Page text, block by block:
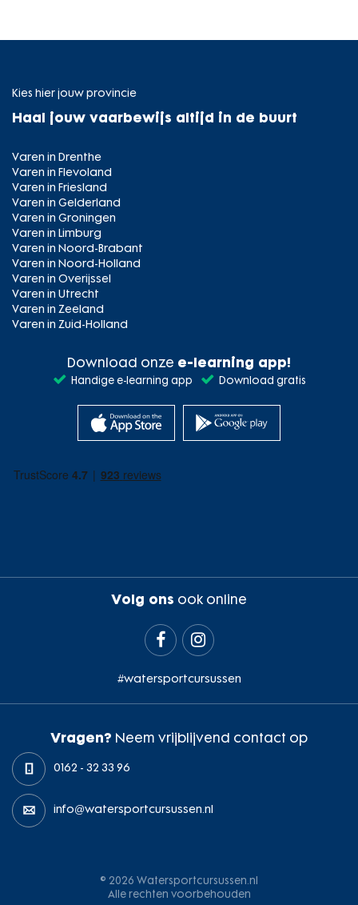
Kies hier jouw provincie
Haal jouw vaarbewijs altijd in de buurt
Varen in Drenthe
Varen in Flevoland
Varen in Friesland
Varen in Gelderland
Varen in Groningen
Varen in Limburg
Varen in Noord-Brabant
Varen in Noord-Holland
Varen in Overijssel
Varen in Utrecht
Varen in Zeeland
Varen in Zuid-Holland
Download onze e-learning app!
Handige e-learning app Download gratis
Volg ons ook online
 
#watersportcursussen
Vragen? Neem vrijblijvend contact op
0162 - 32 33 96
info@watersportcursussen.nl
© 2026 Watersportcursussen.nl
Alle rechten voorbehouden